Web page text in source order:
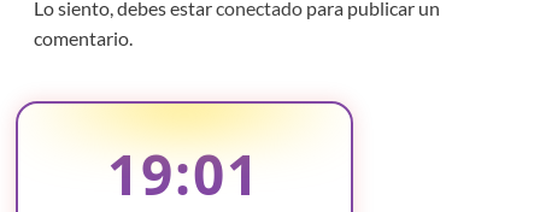
Lo siento, debes estarconectadopara publicar un
comentario.
19:01